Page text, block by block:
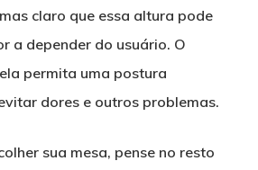
claro que essa altura pode
a depender do usuário. O
permita uma postura
dores e outros problemas.
sua mesa, pense no resto